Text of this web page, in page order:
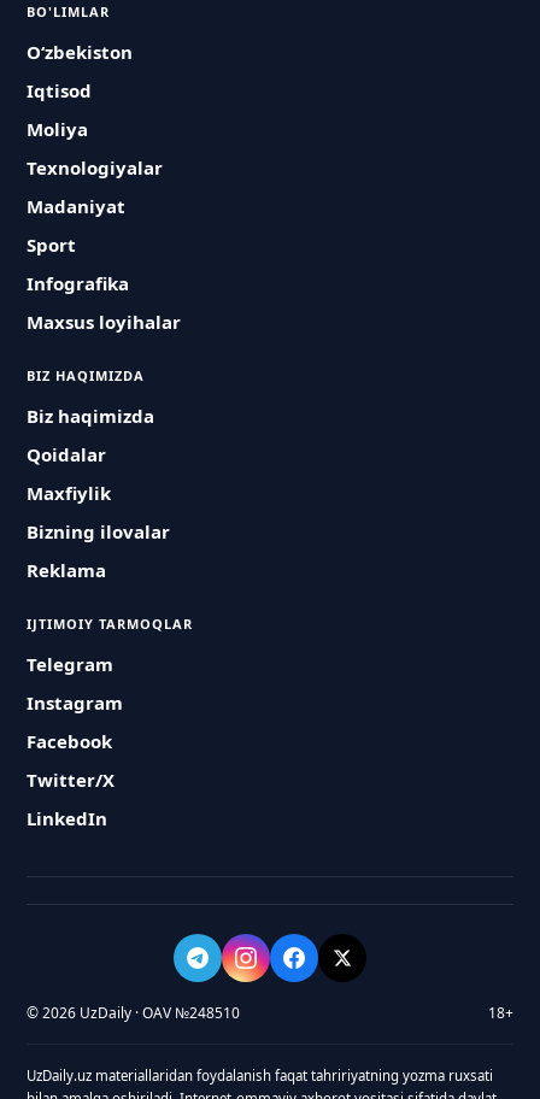
BO'LIMLAR
O‘zbekiston
Iqtisod
Moliya
Texnologiyalar
Madaniyat
Sport
Infografika
Maxsus loyihalar
BIZ HAQIMIZDA
Biz haqimizda
Qoidalar
Maxfiylik
Bizning ilovalar
Reklama
IJTIMOIY TARMOQLAR
Telegram
Instagram
Facebook
Twitter/X
LinkedIn
© 2026 UzDaily · OAV №248510 18+
UzDaily.uz materiallaridan foydalanish faqat tahririyatning yozma ruxsati